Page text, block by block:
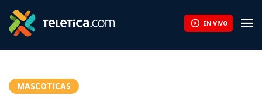
EN VIVO
MASCOTICAS